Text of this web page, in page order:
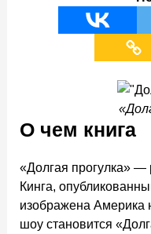
О чем книга
«Долгая прогулка» —
Кинга,
изображена Америка
шоу становится